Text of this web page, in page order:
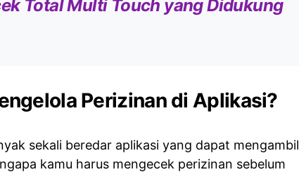
Total Multi Touch yang Didukung
Perizinan di Aplikasi?
sekali beredar aplikasi yang dapat mengambil
kamu harus mengecek perizinan sebelum